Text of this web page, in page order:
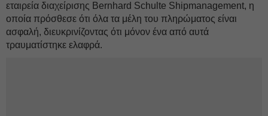
εταιρεία διαχείρισης Bernhard Schulte Shipmanagement, η
οποία πρόσθεσε ότι όλα τα μέλη του πληρώματος είναι
ασφαλή, διευκρινίζοντας ότι μόνον ένα από αυτά
τραυματίστηκε ελαφρά.